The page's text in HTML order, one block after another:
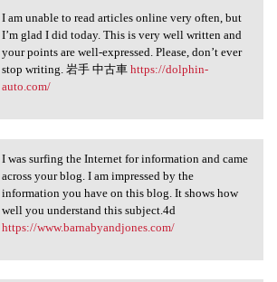
unable to read articles
I am unable to read articles online very often, but
I’m glad I did today. This is very well written and
your points are well-expressed. Please, don’t ever
stop writing. 岩手 中古車 https://dolphin-
auto.com/
surfing the Internet
I was surfing the Internet for information and came
across your blog. I am impressed by the
information you have on this blog. It shows how
well you understand this subject.4d
https://www.barnabyandjones.com/